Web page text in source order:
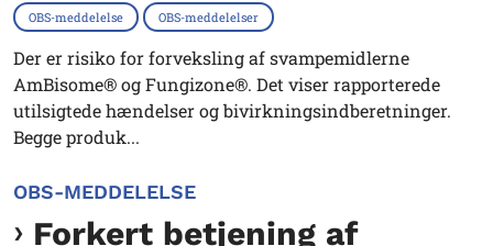
OBS-meddelelse OBS-meddelelser
Der er risiko for forveksling af svampemidlerne
AmBisome® og Fungizone®. Det viser rapporterede
utilsigtede hændelser og bivirkningsindberetninger.
Begge produk...
OBS-MEDDELELSE
Forkert betjening af